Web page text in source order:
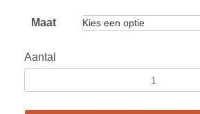
Maat
Aantal